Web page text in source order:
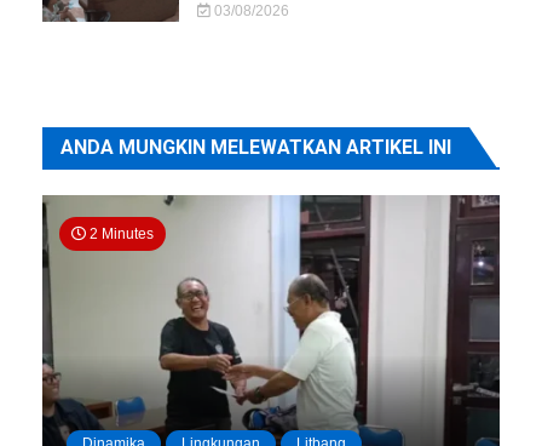
03/08/2026
ANDA MUNGKIN MELEWATKAN ARTIKEL INI
2 Minutes